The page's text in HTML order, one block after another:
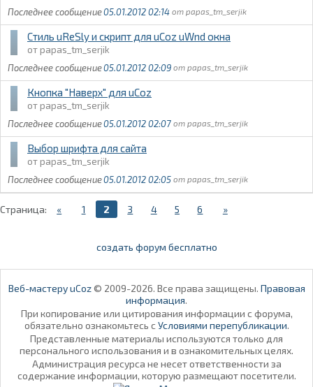
05.01.2012 02:14
papas_tm_serjik
Стиль uReSly и скрипт для uCoz uWnd окна
papas_tm_serjik
05.01.2012 02:09
papas_tm_serjik
Кнопка "Наверх" для uCoz
papas_tm_serjik
05.01.2012 02:07
papas_tm_serjik
Выбор шрифта для сайта
papas_tm_serjik
05.01.2012 02:05
papas_tm_serjik
Страница: « 1 2 3 4 5 6 »
создать форум бесплатно
Веб-мастеру uCoz© 2009-2026. Все права защищены. Правовая
информация.
При копирование или цитирования информации с форума,
обязательно ознакомьтесь с Условиями перепубликации.
Представленные материалы используются только для
персонального использования и в ознакомительных целях.
Администрация ресурса не несет ответственности за
содержание информации, которую размещают посетители.